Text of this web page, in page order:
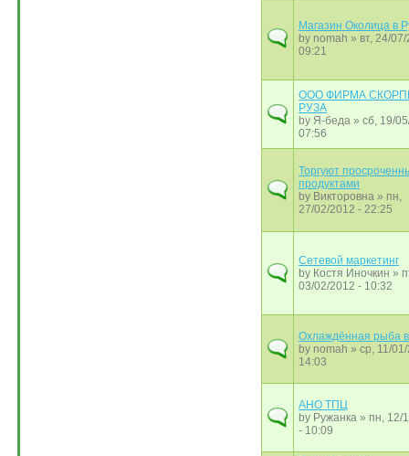
Магазин Околица в
by nomah » вт, 24/
09:21
ООО ФИРМА
РУЗА
by Я-беда » сб, 19/
07:56
Торгуют
продуктами
by Викторовна » пн,
27/02/2012 - 22:25
Сетевой маркетинг
by Костя Иночкин »
03/02/2012 - 10:32
Охлаждённая рыба
by nomah » ср, 11/
14:03
АНО ТПЦ
by Ружанка » пн, 12/
- 10:09